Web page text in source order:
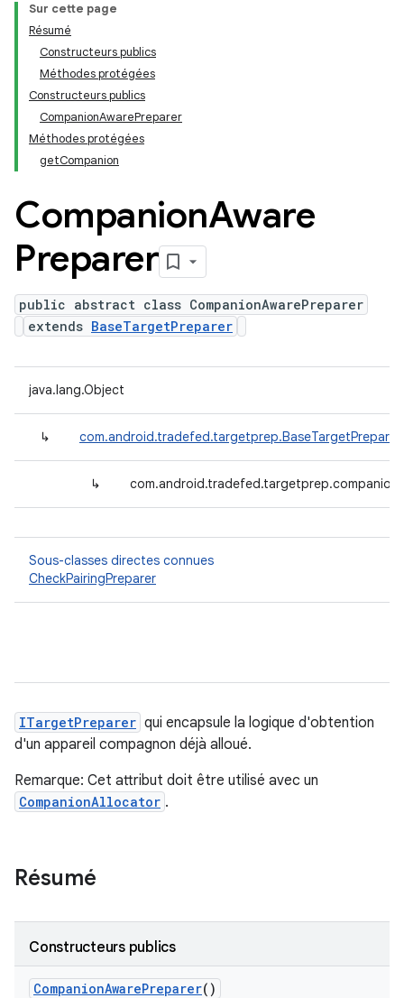
Sur cette page
Résumé
Constructeurs publics
Méthodes protégées
Constructeurs publics
CompanionAwarePreparer
Méthodes protégées
getCompanion
CompanionAware
Preparer
public abstract class CompanionAwarePreparer
extends BaseTargetPreparer
java.lang.Object
↳ com.android.tradefed.targetprep.BaseTargetPreparer
↳
Sous-classes directes connues
CheckPairingPreparer
ITargetPreparer qui encapsule la logique d'obtention
d'un appareil compagnon déjà alloué.
Remarque: Cet attribut doit être utilisé avec un
CompanionAllocator .
Résumé
Constructeurs publics
CompanionAwarePreparer()